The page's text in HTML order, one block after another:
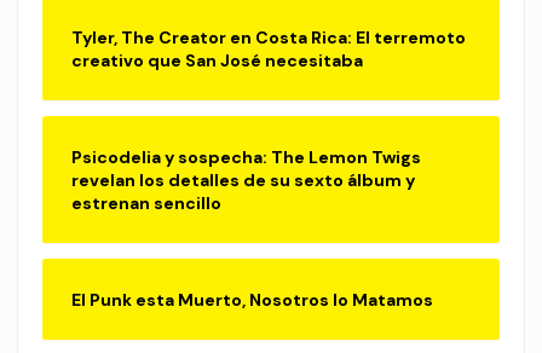
Tyler, The Creator en Costa Rica: El terremoto
creativo que San José necesitaba
Psicodelia y sospecha: The Lemon Twigs
revelan los detalles de su sexto álbum y
estrenan sencillo
El Punk esta Muerto, Nosotros lo Matamos